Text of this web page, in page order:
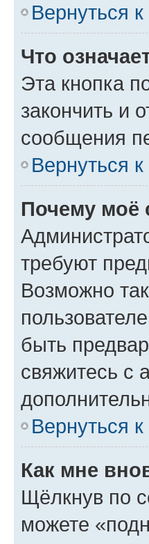
Вернуться
Что
Эта кнопка
закончить и
сообщения
Вернуться
Почему моё
требуют
Возможно
быть
свяжитесь с
Вернуться
Как мне
Щёлкнув по
можете